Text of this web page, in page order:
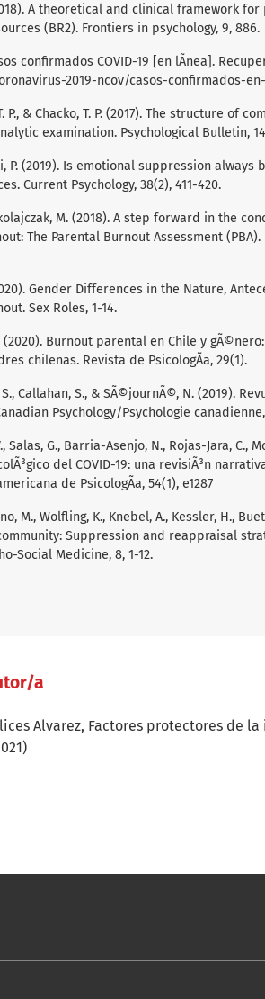
A theoretical and clinical framework
(BR2). Frontiers in psychology, 9, 886.
confirmados COVID-19 [en lÃ­nea].
2019-ncov/casos-confirmados-
P., & Chacko, T. P. (2017). The structure of
examination. Psychological Bulletin,
P. (2019). Is emotional suppression always
Current Psychology, 38(2), 411-420.
M. (2018). A step forward in the
The Parental Burnout Assessment
Gender Differences in the Nature,
Sex Roles, 1-14.
(2020). Burnout parental en Chile y
chilenas. Revista de PsicologÃ­a, 29(1).
S., Callahan, S., & SÃ©journÃ©, N. (2019).
Psychology/Psychologie canadienne,
Salas, G., Barria-Asenjo, N., Rojas-Jara, C.,
del COVID-19: una revisiÃ³n
de PsicologÃ­a, 54(1), e1287
M., Wolfling, K., Knebel, A., Kessler, H.,
Suppression and reappraisal
Social Medicine, 8, 1-12.
a
Alvarez, Factores protectores de